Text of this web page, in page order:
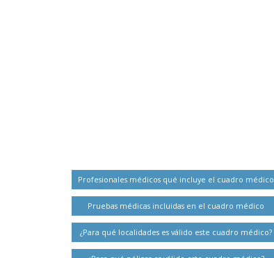
Profesionales médicos qué incluye el cuadro médico
Pruebas médicas incluidas en el cuadro médico
¿Para qué localidades es válido este cuadro médico?